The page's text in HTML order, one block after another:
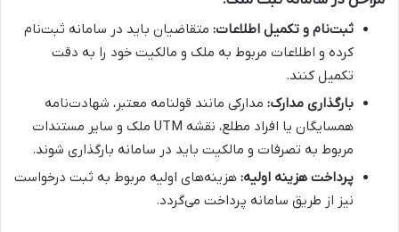
ثبت‌نام و تکمیل اطلاعات: متقاضیان باید در سامانه ثبت‌نام
کرده و اطلاعات مربوط به ملک و مالکیت خود را به دقت
تکمیل کنند.
بارگذاری مدارک: مدارکی مانند قولنامه معتبر، شهادت‌نامه
همسایگان یا افراد مطلع، نقشه UTM ملک و سایر مستندات
مربوط به تصرفات و مالکیت باید در سامانه بارگذاری شوند.
پرداخت هزینه اولیه: هزینه‌های اولیه مربوط به ثبت درخواست
نیز از طریق سامانه پرداخت می‌گردد.